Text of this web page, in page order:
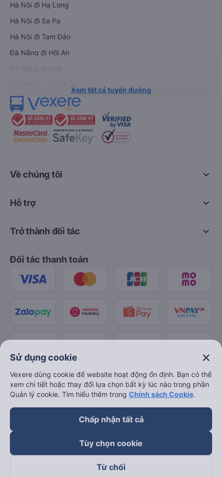
Hà Nội đi Hạ Long
Hà Nội đi Sa Pa
Hà Nội đi Tam Đảo
Đà Nẵng đi Hội An
Xem tất cả tuyến đường
keyboard_arrow_down
Về chúng tôi
keyboard_arrow_down
Hỗ trợ
keyboard_arrow_down
Trở thành đối tác
Đối tác thanh toán
Sử dụng cookie close
Vexere dùng cookie để website hoạt động ổn định. Bạn có thể
xem chi tiết hoặc thay đổi lựa chọn bất kỳ lúc nào trong phần
Quản lý cookie. Tìm hiểu thêm trong Chính sách Cookie.
Chấp nhận tất cả
Tùy chọn cookie
Từ chối